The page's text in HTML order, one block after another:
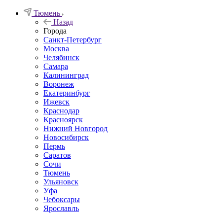
Тюмень
Назад
Города
Санкт-Петербург
Москва
Челябинск
Самара
Калининград
Воронеж
Екатеринбург
Ижевск
Краснодар
Красноярск
Нижний Новгород
Новосибирск
Пермь
Саратов
Сочи
Тюмень
Ульяновск
Уфа
Чебоксары
Ярославль